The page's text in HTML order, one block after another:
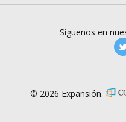
Síguenos en
© 2026 Expansión.